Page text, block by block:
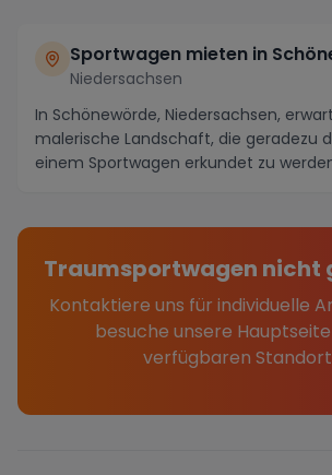
Sportwagen mieten in
Niedersachsen
In Schönewörde, Niedersachsen,
malerische Landschaft, die geradezu
einem Sportwagen erkundet zu
Traumsportwagen nicht
Kontaktiere uns für individuelle
besuche unsere
verfügbaren